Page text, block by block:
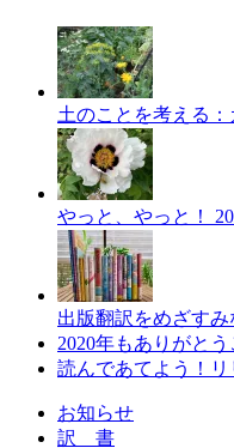
土のことを考える
やっと、やっと！
出版翻訳をめざす
2020年もありがと
読んであてよう！
お知らせ
訳 書